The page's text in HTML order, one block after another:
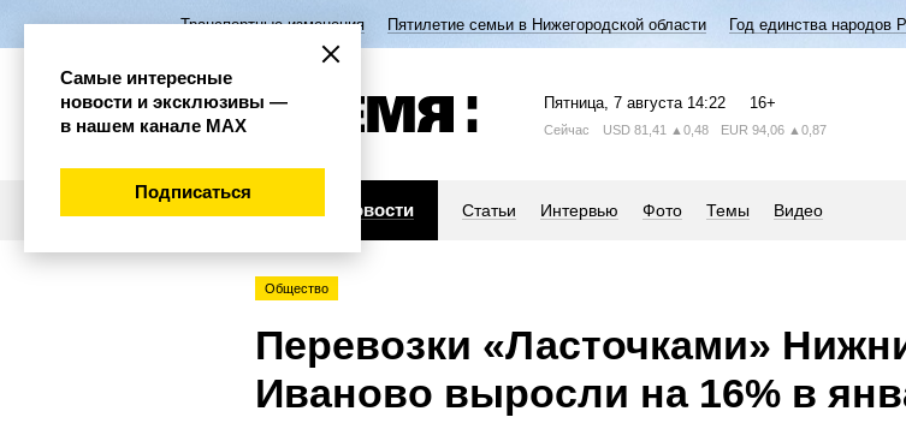
Транспортные изменения Пятилетие семьи в Нижегородской области Год единства народов
Пятница, 7 августа 14:22 16+
Сейчас USD 81,41 ▲0,48 EUR 94,06 ▲0,87
Новости Статьи Интервью Фото Темы Видео
Общество
Перевозки «Ласточками»
Иваново выросли на 16% в
Самые интересные
новости и эксклюзивы —
в нашем канале МАХ
Подписаться